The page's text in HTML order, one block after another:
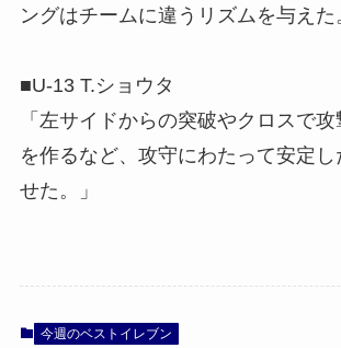
ングはチームに違うリズムを与えた
■U-13 T.ショウタ
「左サイドからの突破やクロスで
を作るなど、攻守にわたって安定
せた。」
今週のベストイレブン